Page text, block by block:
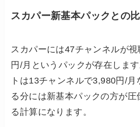
スカパー新基本パックとの
スカパーには47チャンネルが
円/月というパックが存在しま
トは13チャンネルで3,980円/月
る分には新基本パックの方が圧
る計算になります。